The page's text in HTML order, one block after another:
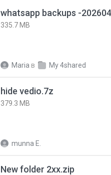
335.7 MB
Maria в My 4shared
hide vedio.7z
379.3 MB
munna E.
New folder 2xx.zip